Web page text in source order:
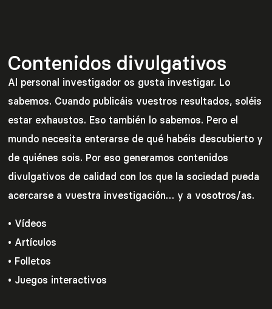
Contenidos divulgativos
Al personal investigador os gusta investigar. Lo
sabemos. Cuando publicáis vuestros resultados, soléis
estar exhaustos. Eso también lo sabemos. Pero el
mundo necesita enterarse de qué habéis descubierto y
de quiénes sois. Por eso generamos contenidos
divulgativos de calidad con los que la sociedad pueda
acercarse a vuestra investigación… y a vosotros/as.
• Vídeos
• Artículos
• Folletos
• Juegos interactivos